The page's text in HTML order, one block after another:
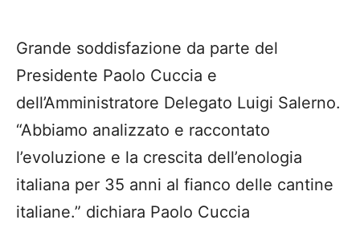
Grande soddisfazione da parte del
Presidente Paolo Cuccia e
dell’Amministratore Delegato Luigi Salerno.
“Abbiamo analizzato e raccontato
l’evoluzione e la crescita dell’enologia
italiana per 35 anni al fianco delle cantine
italiane.” dichiara Paolo Cuccia